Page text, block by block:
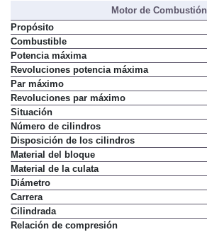
Motor de Combustión
Propósito
Combustible
Potencia máxima
Revoluciones potencia máxima
Par máximo
Revoluciones par máximo
Situación
Número de cilindros
Disposición de los cilindros
Material del bloque
Material de la culata
Diámetro
Carrera
Cilindrada
Relación de compresión